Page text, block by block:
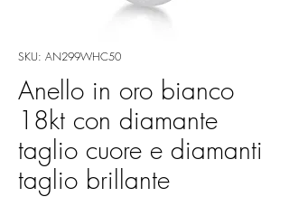
SKU: AN299WHC50
Anello in oro bianco
18kt con diamante
taglio cuore e diamanti
taglio brillante